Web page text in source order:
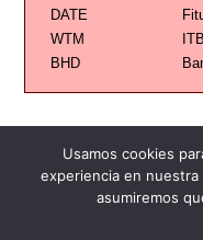
DATE
WTM
ITB
BHD
Usamos cookies
experiencia en
asumiremos
Publicidad